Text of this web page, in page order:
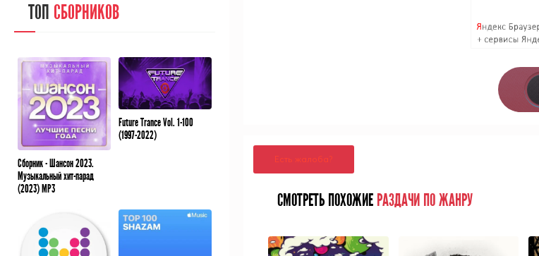
Есть жалоба?
СМОТРЕТЬ ПОХОЖИЕ РАЗДАЧИ ПО ЖАНРУ
ТОП СБОРНИКОВ
Сборник - Шансон 2023.
Музыкальный хит-парад
(2023) MP3
Future Trance Vol. 1-100
(1997-2022)